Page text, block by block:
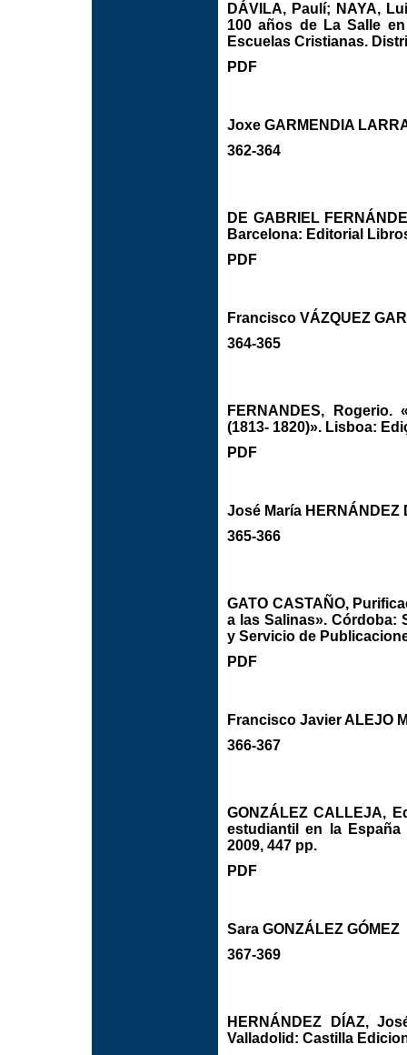
DÁVILA, Paulí; NAYA,
100 años de La Salle
Escuelas Cristianas.
PDF
Joxe GARMENDIA
362-364
DE GABRIEL
Barcelona: Editorial
PDF
Francisco VÁZQUEZ
364-365
FERNANDES,
(1813- 1820)». Lisboa:
PDF
José María HERNÁNDEZ
365-366
GATO CASTAÑO,
a las Salinas». Córdoba:
y Servicio de
PDF
Francisco Javier ALEJO
366-367
GONZÁLEZ CALLEJA,
estudiantil en la España
2009, 447 pp.
PDF
Sara GONZÁLEZ GÓMEZ
367-369
HERNÁNDEZ DÍAZ,
Valladolid: Castilla